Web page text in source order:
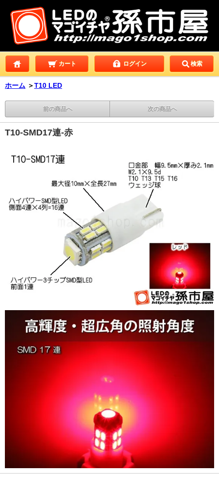
カート ログイン 検索
ホーム ＞T10 LED
前の商品へ 次の商品へ
T10-SMD17連-赤